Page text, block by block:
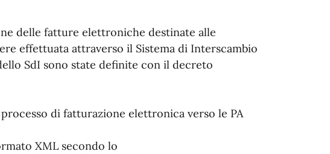
delle fatture elettroniche destinate alle
effettuata attraverso il Sistema di Interscambio
SdI sono state definite con il decreto
di fatturazione elettronica verso le PA
XML secondo lo